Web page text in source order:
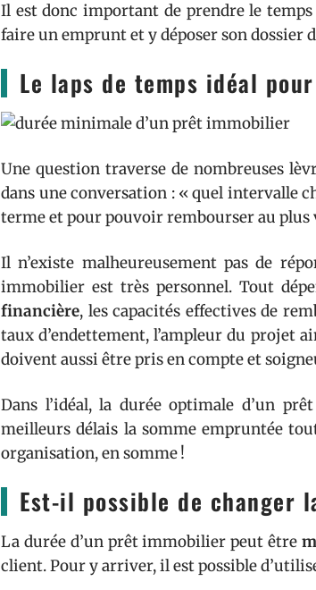
Il est donc important de prendre le
faire un emprunt et y déposer son dossier
Le laps de temps idéal
Une question traverse de nombreuses
dans une conversation : « quel intervalle
terme et pour pouvoir rembourser au plus
Il n’existe malheureusement pas de
immobilier est très personnel. Tout
financière, les capacités effectives de
taux d’endettement, l’ampleur du projet
doivent aussi être pris en compte et
Dans l’idéal, la durée optimale d’un
meilleurs délais la somme empruntée
organisation, en somme !
Est-il possible de changer
La durée d’un prêt immobilier peut être
client. Pour y arriver, il est possible